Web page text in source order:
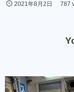
2021年8月2日 787